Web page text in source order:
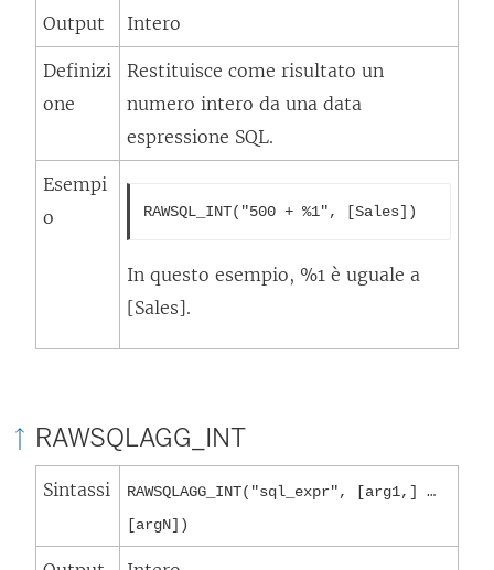
Output Intero
Definizi
one
Restituisce come risultato un
numero intero da una data
espressione SQL.
Esempi
o
RAWSQL_INT("500 + %1", [Sales])
In questo esempio, %1 è uguale a
[Sales].
RAWSQLAGG_INT
Sintassi
RAWSQLAGG_INT("sql_expr", [arg1,] …
[argN])